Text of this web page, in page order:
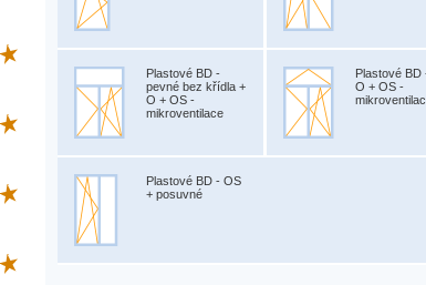
Plastové BD -
pevné bez křídla +
O + OS -
mikroventilace
Plastové BD
O + OS -
Plastové BD - OS
+ posuvné